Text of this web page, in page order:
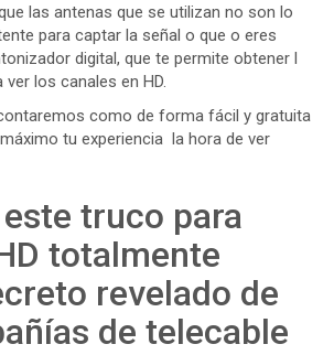
las antenas que se utilizan no son lo
para captar la señal o que o eres
digital, que te permite obtener l
los canales en HD.
como de forma fácil y gratuita
tu experiencia la hora de ver
truco para
totalmente
revelado de
de telecable